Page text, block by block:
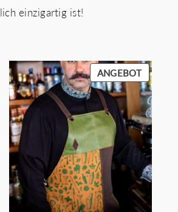
einzigartig ist!
ANGEBOT
IM